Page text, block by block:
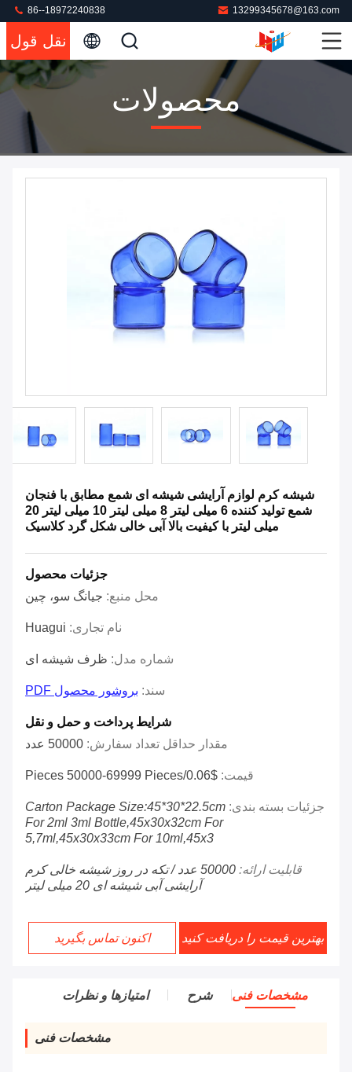
13299345678@163.com
86--18972240838
نقل قول
محصولات
شیشه کرم لوازم آرایشی شیشه ای شمع مطابق با فنجان
شمع تولید کننده 6 میلی لیتر 8 میلی لیتر 10 میلی لیتر 20
میلی لیتر با کیفیت بالا آبی خالی شکل گرد کلاسیک
جزئیات محصول
محل منبع: جیانگ سو، چین
نام تجاری: Huagui
شماره مدل: ظرف شیشه ای
سند: بروشور محصول PDF
شرایط پرداخت و حمل و نقل
مقدار حداقل تعداد سفارش: 50000 عدد
قیمت: $0.06/pieces 50000-69999 Pieces
جزئیات بسته بندی: Carton Package Size:45*30*22.5cm
For 2ml 3ml Bottle,45x30x32cm For
5,7ml,45x30x33cm For 10ml,45x3
قابلیت ارائه:
50000 عدد / تکه در روز شیشه خالی کرم
آرایشی آبی شیشه ای 20 میلی لیتر
بهترین قیمت را دریافت کنید اکنون تماس بگیرید
مشخصات فنی شرح امتیازها و نظرات
مشخصات فنی